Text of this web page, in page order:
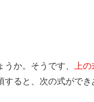
か。そうです、 上
ると、次の式ができ